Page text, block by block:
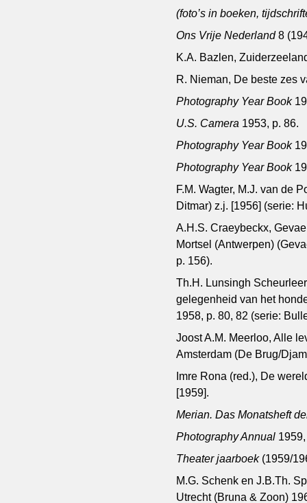
(foto’s in boeken,
Ons Vrije Nederland8
K.A. Bazlen,
R. Nieman, De beste zes
Photography Year Book
U.S. Camera 1953, p. 86.
Photography Year Book
Photography Year Book
F.M. Wagter, M.J. van de
Ditmar) z.j. [1956] (serie:
A.H.S. Craeybeckx,
Mortsel (Antwerpen)
p. 156).
Th.H. Lunsingh
gelegenheid van het
1958, p. 80, 82 (serie:
Joost A.M. Meerloo, Alle
Amsterdam (De Brug/
Imre Rona (red.), De
[1959].
Merian. Das Monatsheft
Photography Annual
Theater jaarboek (1959/
M.G. Schenk en J.B.Th.
Utrecht (Bruna & Zoon)